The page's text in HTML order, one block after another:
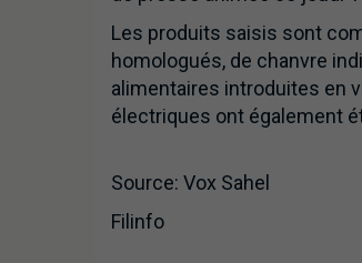
Les produits saisis sont
homologués, de chanvre
alimentaires introduites en
électriques ont également
Source: Vox Sahel
Filinfo